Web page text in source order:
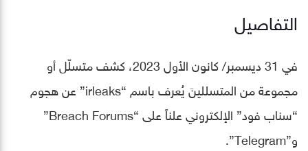
التفاصيل
في 31 ديسمبر/ كانون الأول 2023، كشف متسلّل أو
مجموعة من المتسللينَ يُعرف باسم “irleaks” عن هجوم
“سناب فود” الإلكتروني علناً على “Breach Forums”
و”Telegram”.